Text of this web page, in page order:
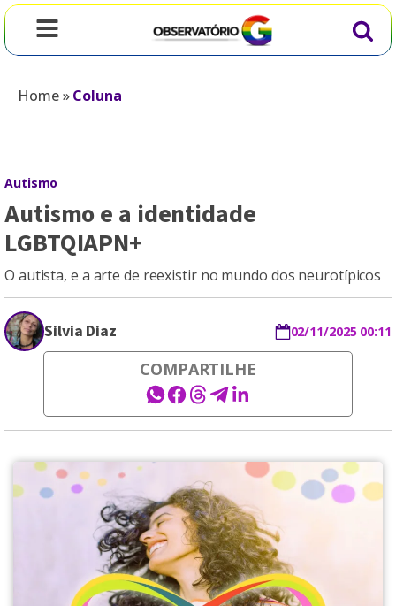
Home»Coluna
Autismo
Autismo e a identidade
LGBTQIAPN+
O autista, e a arte de reexistir no mundo dos neurotípicos
Silvia Diaz 02/11/2025 00:11
COMPARTILHE